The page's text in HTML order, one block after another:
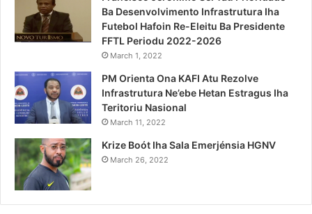
Ba Desenvolvimento Infrastrutura Iha
Futebol Hafoin Re-Eleitu Ba Presidente
FFTL Periodu 2022-2026
March 1, 2022
PM Orienta Ona KAFI Atu Rezolve
Infrastrutura Ne’ebe Hetan Estragus Iha
Teritoriu Nasional
March 11, 2022
Krize Boót Iha Sala Emerjénsia HGNV
March 26, 2022